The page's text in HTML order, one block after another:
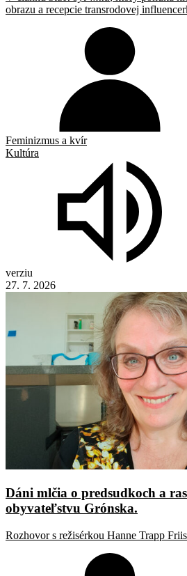
obrazu a recepcie transrodovej
Feminizmus a kvír
Kultúra
verziu
27. 7. 2026
Dáni mlčia o predsudkoch a
obyvateľstvu Grónska.
Rozhovor s režisérkou Hanne Trapp Friis